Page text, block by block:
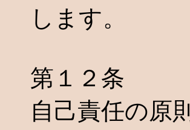
します。
第１２条
自己責任の原則